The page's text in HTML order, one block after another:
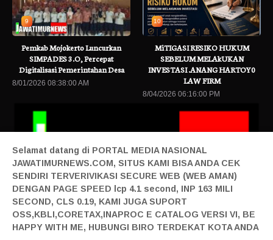
9
Pemkab Mojokerto Luncurkan
SIMPADES 3.O, Percepat
Digitalisasi Pemerintahan Desa
8/01/2026 08:38:00 AM
10
MiTIGASI RESIKO HUKUM
SEBELUM MELAkUKAN
INVESTASI .ANANG HARTOY0
LAW FIRM
8/04/2026 06:16:00 PM
Smart Living, NARALOKA 2026 Hadirkan Karya Terbaik Mahasiswa
Home| Login| Privacy| Pedoman Siber| Contact| Tentang|
Produk|
Adv| Mitra| Staff Redaksi| Redaksi| | Design By Sonata
Selamat datang di PORTAL MEDIA NASIONAL
JAWATIMURNEWS.COM, SITUS KAMI BISA ANDA CEK
SENDIRI TERVERIVIKASI SECURE WEB (WEB AMAN)
DENGAN PAGE SPEED lcp 4.1 second, INP 163 MILI
SECOND, CLS 0.19, KAMI JUGA SUPORT
OSS,KBLI,CORETAX,INAPROC E CATALOG VERSI VI, BE
HAPPY WITH ME, HUBUNGI BIRO TERDEKAT KOTA ANDA